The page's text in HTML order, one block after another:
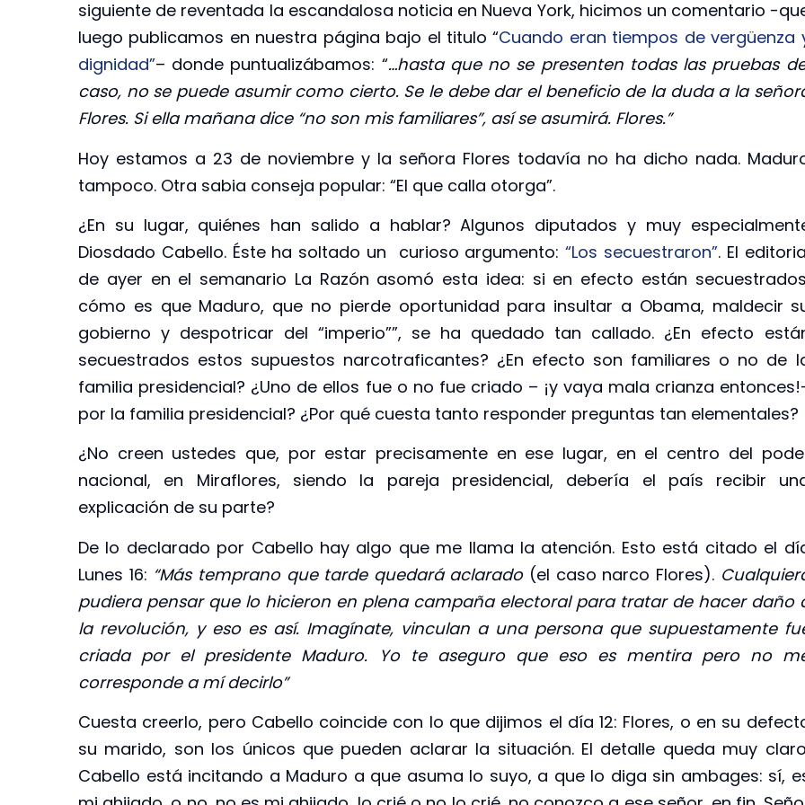
siguiente de reventada la escandalosa noticia en Nueva York, hicimos un comentario -
luego publicamos en nuestra página bajo el titulo “Cuando eran tiempos de vergüenza
dignidad”– donde puntualizábamos: “…hasta que no se presenten todas las pruebas
caso, no se puede asumir como cierto. Se le debe dar el beneficio de la duda a la
Flores. Si ella mañana dice “no son mis familiares”, así se asumirá. Flores.”
Hoy estamos a 23 de noviembre y la señora Flores todavía no ha dicho nada.
tampoco. Otra sabia conseja popular: “El que calla otorga”.
¿En su lugar, quiénes han salido a hablar? Algunos diputados y muy
Diosdado Cabello. Éste ha soltado un curioso argumento:“Los secuestraron”. El
de ayer en el semanario La Razón asomó esta idea: si en efecto están
cómo es que Maduro, que no pierde oportunidad para insultar a Obama, maldecir
gobierno y despotricar del “imperio””, se ha quedado tan callado. ¿En efecto
secuestrados estos supuestos narcotraficantes? ¿En efecto son familiares o no de
familia presidencial? ¿Uno de ellos fue o no fue criado – ¡y vaya mala crianza
por la familia presidencial? ¿Por qué cuesta tanto responder preguntas tan elementales?
¿No creen ustedes que, por estar precisamente en ese lugar, en el centro del
nacional, en Miraflores, siendo la pareja presidencial, debería el país recibir
explicación de su parte?
De lo declarado por Cabello hay algo que me llama la atención. Esto está citado el
Lunes 16: “Más temprano que tarde quedará aclarado (el caso narco Flores).
pudiera pensar que lo hicieron en plena campaña electoral para tratar de hacer daño
la revolución, y eso es así. Imagínate, vinculan a una persona que supuestamente
criada por el presidente Maduro. Yo te aseguro que eso es mentira pero no
corresponde a mí decirlo”
Cuesta creerlo, pero Cabello coincide con lo que dijimos el día 12: Flores, o en su
su marido, son los únicos que pueden aclarar la situación. El detalle queda muy
Cabello está incitando a Maduro a que asuma lo suyo, a que lo diga sin ambages: sí,